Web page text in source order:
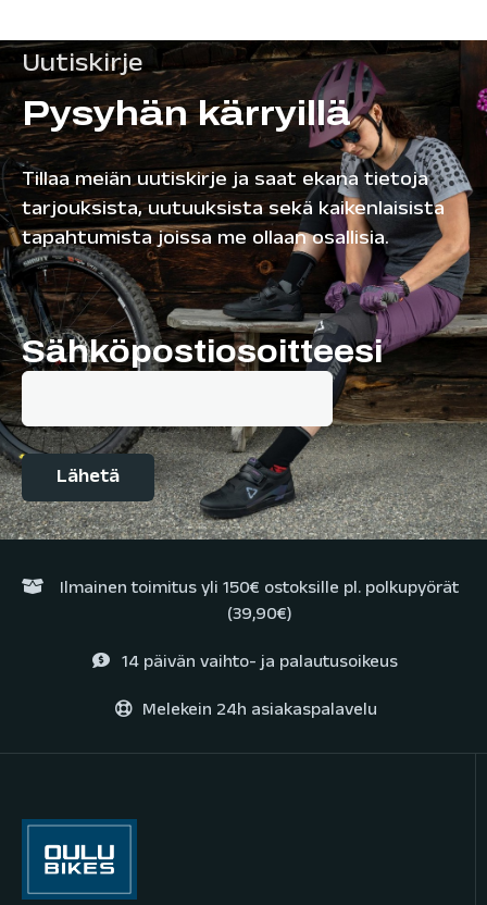
Uutiskirje
Pysyhän kärryillä
Tillaa meiän uutiskirje ja saat ekana tietoja
tarjouksista, uutuuksista sekä kaikenlaisista
tapahtumista joissa me ollaan osallisia.
Sähköpostiosoitteesi
Ilmainen toimitus yli 150€ ostoksille pl. polkupyörät
(39,90€)
14 päivän vaihto- ja palautusoikeus
Melekein 24h asiakaspalavelu